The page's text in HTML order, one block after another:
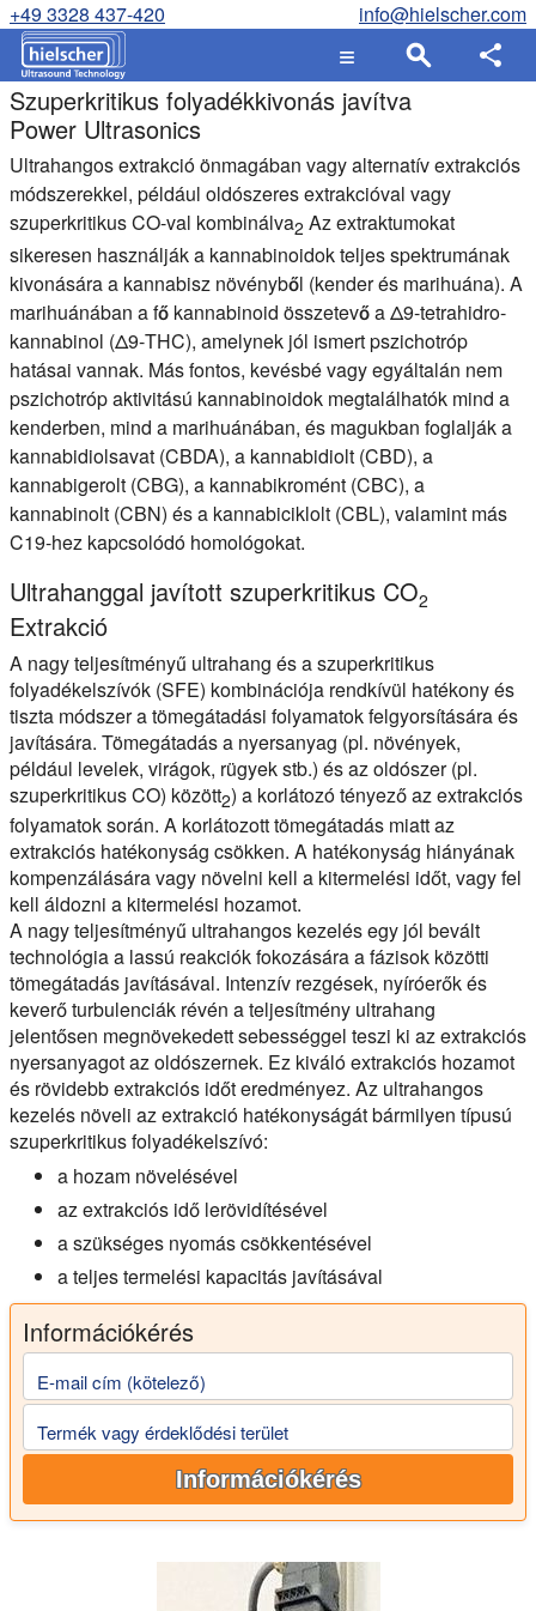
+49 3328 437-420 info@hielscher.com
Szuperkritikus folyadékkivonás javítva
Power Ultrasonics
Ultrahangos extrakció önmagában vagy alternatív extrakciós
módszerekkel, például oldószeres extrakcióval vagy
szuperkritikus CO-val kombinálva2 Az extraktumokat
sikeresen használják a kannabinoidok teljes spektrumának
kivonására a kannabisz növényből (kender és marihuána). A
marihuánában a fő kannabinoid összetevő a Δ9-tetrahidro-
kannabinol (Δ9-THC), amelynek jól ismert pszichotróp
hatásai vannak. Más fontos, kevésbé vagy egyáltalán nem
pszichotróp aktivitású kannabinoidok megtalálhatók mind a
kenderben, mind a marihuánában, és magukban foglalják a
kannabidiolsavat (CBDA), a kannabidiolt (CBD), a
kannabigerolt (CBG), a kannabikromént (CBC), a
kannabinolt (CBN) és a kannabiciklolt (CBL), valamint más
C19-hez kapcsolódó homológokat.
Ultrahanggal javított szuperkritikus CO2
Extrakció
A nagy teljesítményű ultrahang és a szuperkritikus
folyadékelszívók (SFE) kombinációja rendkívül hatékony és
tiszta módszer a tömegátadási folyamatok felgyorsítására és
javítására. Tömegátadás a nyersanyag (pl. növények,
például levelek, virágok, rügyek stb.) és az oldószer (pl.
szuperkritikus CO) között2) a korlátozó tényező az extrakciós
folyamatok során. A korlátozott tömegátadás miatt az
extrakciós hatékonyság csökken. A hatékonyság hiányának
kompenzálására vagy növelni kell a kitermelési időt, vagy fel
kell áldozni a kitermelési hozamot.
A nagy teljesítményű ultrahangos kezelés egy jól bevált
technológia a lassú reakciók fokozására a fázisok közötti
tömegátadás javításával. Intenzív rezgések, nyíróerők és
keverő turbulenciák révén a teljesítmény ultrahang
jelentősen megnövekedett sebességgel teszi ki az extrakciós
nyersanyagot az oldószernek. Ez kiváló extrakciós hozamot
és rövidebb extrakciós időt eredményez. Az ultrahangos
kezelés növeli az extrakció hatékonyságát bármilyen típusú
szuperkritikus folyadékelszívó:
a hozam növelésével
az extrakciós idő lerövidítésével
a szükséges nyomás csökkentésével
a teljes termelési kapacitás javításával
Információkérés
E-mail cím (kötelező)
Termék vagy érdeklődési terület
Információkérés